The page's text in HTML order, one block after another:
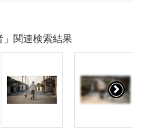
」関連検索結果